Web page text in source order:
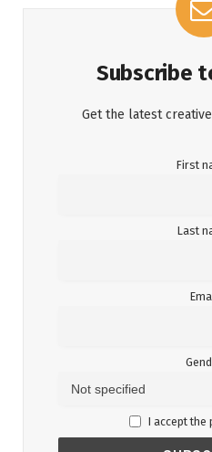
Subscribe
Get the latest
First
Last
I accept the